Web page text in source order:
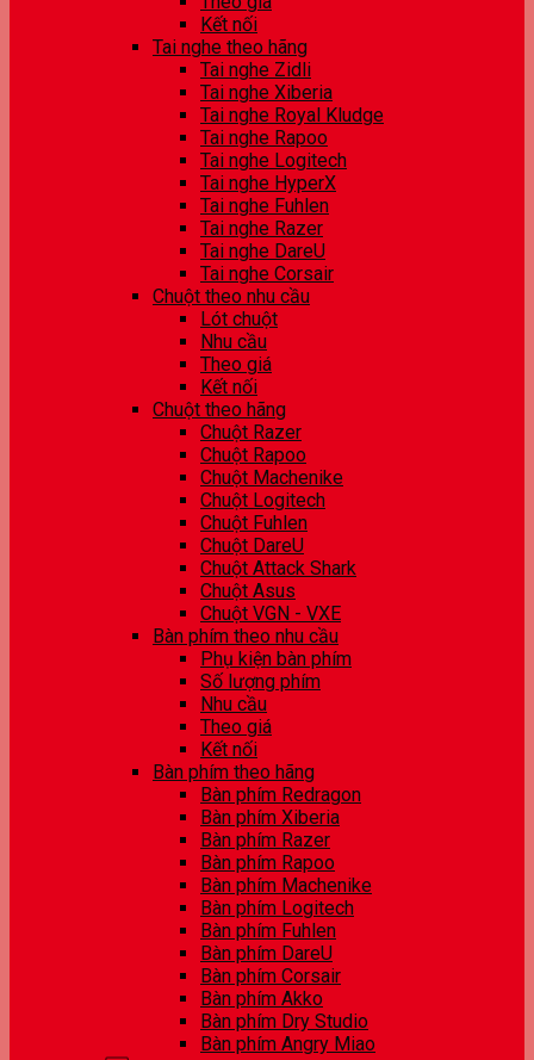
Kết nối
Tai nghe theo hãng
Tai nghe Zidli
Tai nghe Xiberia
Tai nghe Royal Kludge
Tai nghe Rapoo
Tai nghe Logitech
Tai nghe HyperX
Tai nghe Fuhlen
Tai nghe Razer
Tai nghe DareU
Tai nghe Corsair
Chuột theo nhu cầu
Lót chuột
Nhu cầu
Theo giá
Kết nối
Chuột theo hãng
Chuột Razer
Chuột Rapoo
Chuột Machenike
Chuột Logitech
Chuột Fuhlen
Chuột DareU
Chuột Attack Shark
Chuột Asus
Chuột VGN - VXE
Bàn phím theo nhu cầu
Phụ kiện bàn phím
Số lượng phím
Nhu cầu
Theo giá
Kết nối
Bàn phím theo hãng
Bàn phím Redragon
Bàn phím Xiberia
Bàn phím Razer
Bàn phím Rapoo
Bàn phím Machenike
Bàn phím Logitech
Bàn phím Fuhlen
Bàn phím DareU
Bàn phím Corsair
Bàn phím Akko
Bàn phím Dry Studio
Bàn phím Angry Miao